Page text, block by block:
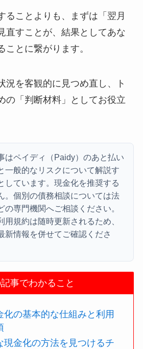
ることよりも、まずは「翌月
直すことが、結果としてあな
ことに繋がります。
況を客観的に見つめ直し、ト
の「判断材料」としてお役立
はペイディ（Paidy）のあと払い
一般的なリスクについて解説す
しています。現金化を推奨する
。個別の債務相談については法
の専門機関へご相談ください。
用規約は随時更新されるため、
新情報を併せてご確認くださ
事でわかること
化の基本的な仕組みと利用
現金化の方法を見つけるチ